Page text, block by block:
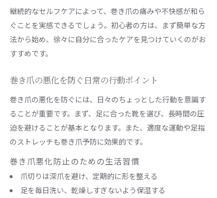
継続的なセルフケアによって、巻き爪の痛みや不快感が和ら
ぐことを実感できるでしょう。初心者の方は、まず簡単な方
法から始め、徐々に自分に合ったケアを見つけていくのがお
すすめです。
巻き爪の悪化を防ぐ日常の行動ポイント
巻き爪の悪化を防ぐには、日々のちょっとした行動を意識す
ることが重要です。まず、足に合った靴を選び、長時間の圧
迫を避けることが基本となります。また、適度な運動や足指
のストレッチも巻き爪予防に効果的です。
巻き爪悪化防止のための生活習慣
爪切りは深爪を避け、定期的に形を整える
足を毎日洗い、乾燥しすぎないよう保湿する